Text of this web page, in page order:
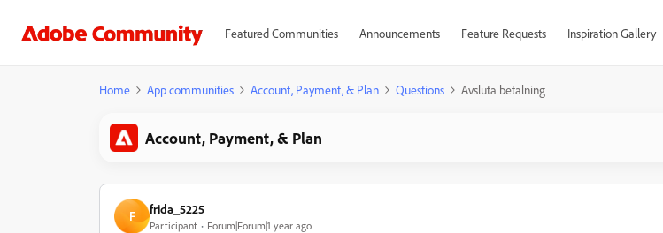
Featured Communities Announcements Feature Requests Inspiration Gallery
Home App communities Account, Payment, & Plan Questions Avsluta betalning
Account, Payment, & Plan
F frida_5225
Participant Forum|Forum|1 year ago